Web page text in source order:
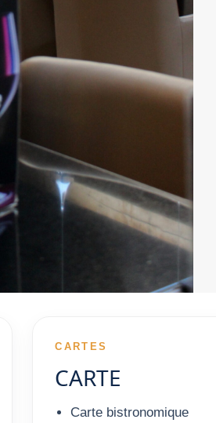
CARTES
CARTE
Carte bistronomique